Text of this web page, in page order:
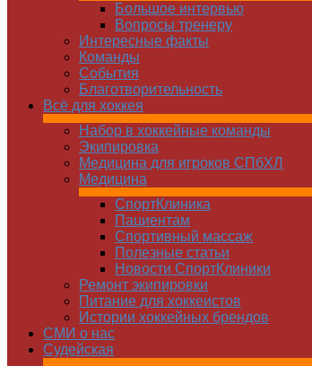
Большое интервью
Вопросы тренеру
Интересные факты
Команды
Cобытия
Благотворительность
Всё для хоккея
Набор в хоккейные команды
Экипировка
Медицина для игроков СПбХЛ
Медицина
СпортКлиника
Пациентам
Спортивный массаж
Полезные статьи
Новости СпортКлиники
Ремонт экипировки
Питание для хоккеистов
Истории хоккейных брендов
СМИ о нас
Судейская